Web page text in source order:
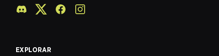
EXPLORAR